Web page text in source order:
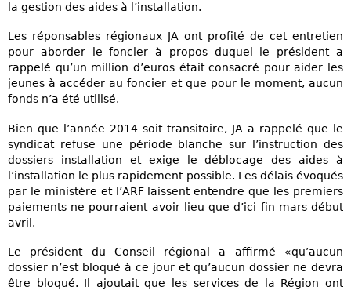
la gestion des aides à l’installation.
Les réponsables régionaux JA ont profité de cet entretien
pour aborder le foncier à propos duquel le président a
rappelé qu’un million d’euros était consacré pour aider les
jeunes à accéder au foncier et que pour le moment, aucun
fonds n’a été utilisé.
Bien que l’année 2014 soit transitoire, JA a rappelé que le
syndicat refuse une période blanche sur l’instruction des
dossiers installation et exige le déblocage des aides à
l’installation le plus rapidement possible. Les délais évoqués
par le ministère et l’ARF laissent entendre que les premiers
paiements ne pourraient avoir lieu que d’ici fin mars début
avril.
Le président du Conseil régional a affirmé «qu’aucun
dossier n’est bloqué à ce jour et qu’aucun dossier ne devra
être bloqué. Il ajoutait que les services de la Région ont